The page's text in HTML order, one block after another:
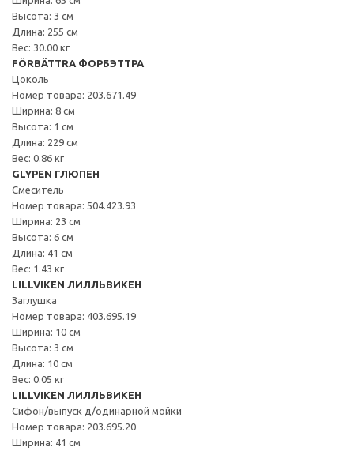
Высота: 3 см
Длина: 255 см
Вес: 30.00 кг
FÖRBÄTTRA ФОРБЭТТРА
Цоколь
Номер товара: 203.671.49
Ширина: 8 см
Высота: 1 см
Длина: 229 см
Вес: 0.86 кг
GLYPEN ГЛЮПЕН
Смеситель
Номер товара: 504.423.93
Ширина: 23 см
Высота: 6 см
Длина: 41 см
Вес: 1.43 кг
LILLVIKEN ЛИЛЛЬВИКЕН
Заглушка
Номер товара: 403.695.19
Ширина: 10 см
Высота: 3 см
Длина: 10 см
Вес: 0.05 кг
LILLVIKEN ЛИЛЛЬВИКЕН
Сифон/выпуск д/одинарной мойки
Номер товара: 203.695.20
Ширина: 41 см